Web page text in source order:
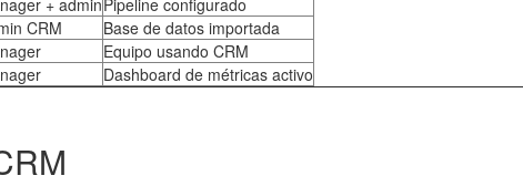
+ adminPipeline configurado
CRM
Base de datos importada
Equipo usando CRM
Dashboard de métricas activo